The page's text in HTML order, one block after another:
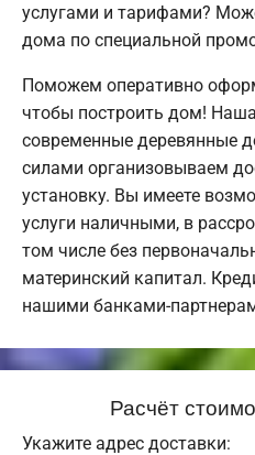
услугами и тарифами?
дома по специальной
Поможем оперативно
чтобы построить дом!
современные деревянные
силами организовываем
установку. Вы имеете
услуги наличными, в
том числе без
материнский капитал.
нашими банками-
Расчёт
Укажите адрес доставки: